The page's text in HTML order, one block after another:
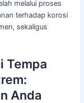
melalui proses
terhadap korosi
sekaligus
Tempa
Anda